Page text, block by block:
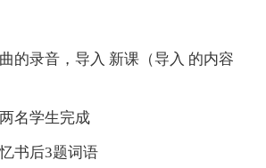
的录音，导入 新课（导入 的内容
名学生完成
书后3题词语